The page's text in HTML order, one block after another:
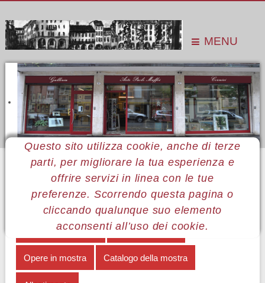
MENU
Questo sito utilizza cookie, anche di terze
parti, per migliorare la tua esperienza e
offrire servizi in linea con le tue
preferenze. Scorrendo questa pagina o
cliccando qualunque suo elemento
acconsenti all’uso dei cookie.
Sei qui: Home Le mostre
Mostre 2014
Antonella Magliozzi
La forma del colore
MENÙ ANTONELLA MAGLIOZZI
La forma del colore Note biografiche
Opere in mostra Catalogo della mostra